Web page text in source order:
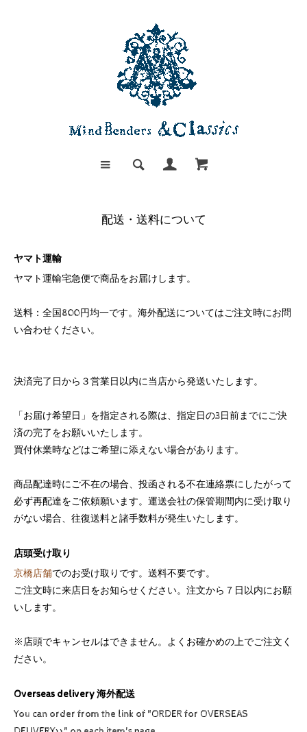
配送・送料について
ヤマト運輸
ヤマト運輸宅急便で商品をお届けします。
送料：全国800円均一です。海外配送についてはご注文時にお問
い合わせください。
決済完了日から３営業日以内に当店から発送いたします。
「お届け希望日」を指定される際は、指定日の3日前までにご決
済の完了をお願いいたします。
買付休業時などはご希望に添えない場合があります。
商品配達時にご不在の場合、投函される不在連絡票にしたがって
必ず再配達をご依頼願います。運送会社の保管期間内に受け取り
がない場合、往復送料と諸手数料が発生いたします。
店頭受け取り
京橋店舗でのお受け取りです。送料不要です。
ご注文時に来店日をお知らせください。注文から７日以内にお願
いします。
※店頭でキャンセルはできません。よくお確かめの上でご注文く
ださい。
Overseas delivery 海外配送
You can order from the link of "ORDER for OVERSEAS